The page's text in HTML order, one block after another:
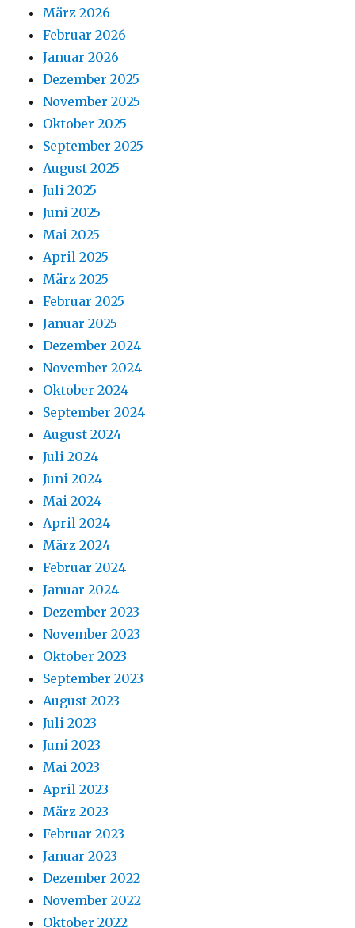
März 2026
Februar 2026
Januar 2026
Dezember 2025
November 2025
Oktober 2025
September 2025
August 2025
Juli 2025
Juni 2025
Mai 2025
April 2025
März 2025
Februar 2025
Januar 2025
Dezember 2024
November 2024
Oktober 2024
September 2024
August 2024
Juli 2024
Juni 2024
Mai 2024
April 2024
März 2024
Februar 2024
Januar 2024
Dezember 2023
November 2023
Oktober 2023
September 2023
August 2023
Juli 2023
Juni 2023
Mai 2023
April 2023
März 2023
Februar 2023
Januar 2023
Dezember 2022
November 2022
Oktober 2022